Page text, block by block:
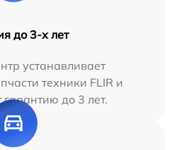
до 3-х лет
устанавливает
техники FLIR и
гарантию до 3 лет.